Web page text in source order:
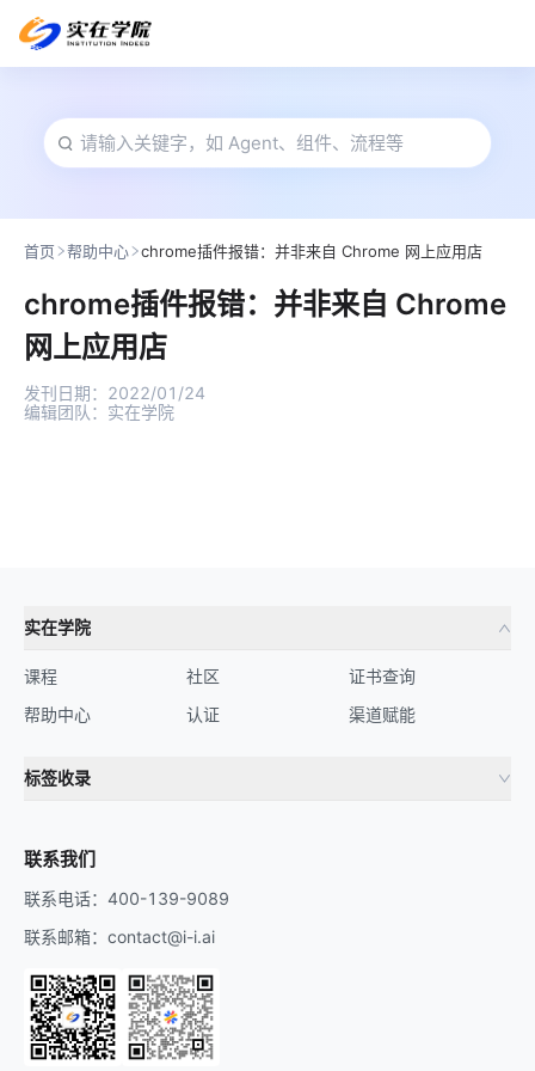
首页 帮助中心 chrome插件报错：并非来自 Chrome 网上应用店
chrome插件报错：并非来自 Chrome
网上应用店
发刊日期： 2022/01/24
编辑团队： 实在学院
实在学院
课程
帮助中心
社区
认证
证书查询
渠道赋能
标签收录
联系我们
联系电话：400-139-9089
联系邮箱：contact@i-i.ai